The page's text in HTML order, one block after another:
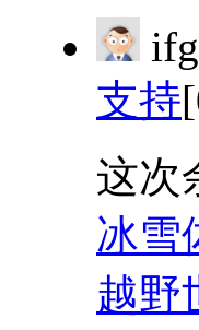
支持
这次
冰雪
越野